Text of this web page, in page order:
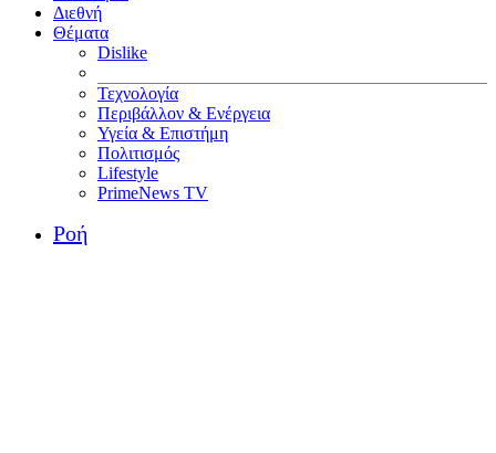
Διεθνή
Θέματα
Dislike
Τεχνολογία
Περιβάλλον & Ενέργεια
Υγεία & Επιστήμη
Πολιτισμός
Lifestyle
PrimeNews TV
Ροή